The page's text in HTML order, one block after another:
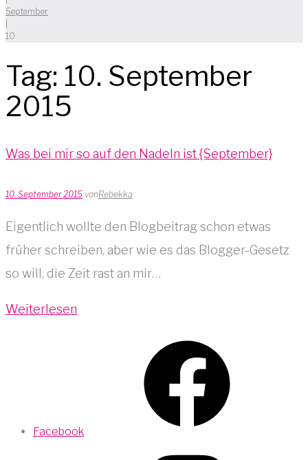
September
10
Tag: 10. September
2015
Was bei mir so auf den Nadeln ist {September}
10. September 2015 vonRebekka
Eigentlich wollte den Blogbeitrag schon etwas
früher schreiben, aber wie es das Blogger-Gesetz
so will, die Zeit rast an mir…
Weiterlesen
Facebook